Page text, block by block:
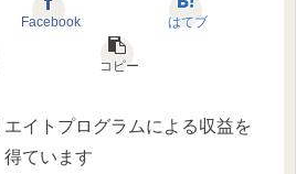
Facebook はてブ
コピー
イトプログラムによる収益を
得ています